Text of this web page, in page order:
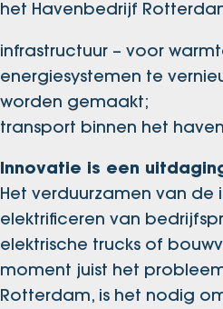
het Havenbedrijf
infrastructuur – voor
energiesystemen te
worden gemaakt;​
transport binnen het
Innovatie is een
Het verduurzamen van
elektrificeren van
elektrische trucks of
moment juist het
Rotterdam, is het nodig